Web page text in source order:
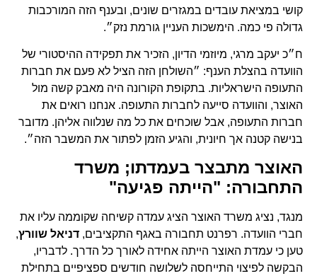
קושי במציאת עובדים במגזרים שונים, ובענף הזה המורכבות
גדולה פי כמה. הימשכות העניין גורמת נזק״.
ח״כ יעקב מרגי, מיוזמי הדיון, הזכיר את תפקידה ההיסטורי של
הוועדה בהצלת הענף: ״השולחן הזה הציל לא פעם את חברות
התעופה הישראליות. בתקופת הקורונה היה מאבק קשה מול
האוצר, והוועדה סייעה לחברות התעופה. אנחנו רואים את
חברות התעופה, אבל שוכחים את כל מה שנלווה אליהן. מדובר
בנישה קטנה אך חיונית, והגיע הזמן לפתור את המשבר הזה״.
האוצר מתבצר בעמדתו; משרד
התחבורה: "הייתה פגיעה"
מנגד, נציג משרד האוצר הציג עמדה קשיחה שקוממה עליו את
חברי הוועדה. רפרנט תחבורה באגף התקציבים, דניאל שוורץ,
טען כי עמדת האוצר הייתה אחידה לאורך כל הדרך. לדבריו,
הבקשה לפיצוי התייחסה לשלושה חודשים ספציפיים בתחילת